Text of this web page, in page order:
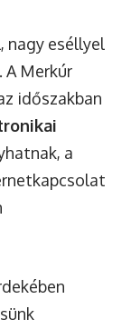
nagy eséllyel
Merkúr
időszakban
a